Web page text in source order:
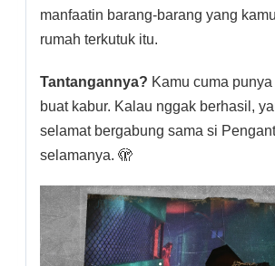
manfaatin barang-barang yang
rumah terkutuk itu.
Tantangannya? Kamu cuma
buat kabur. Kalau nggak berhasil,
selamat bergabung sama si
selamanya. 🫣